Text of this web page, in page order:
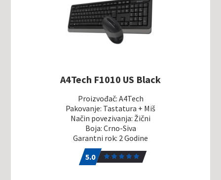
A4Tech F1010 US Black
Proizvođač: A4Tech
Pakovanje: Tastatura + Miš
Način povezivanja: Žični
Boja: Crno-Siva
Garantni rok: 2 Godine
5.0